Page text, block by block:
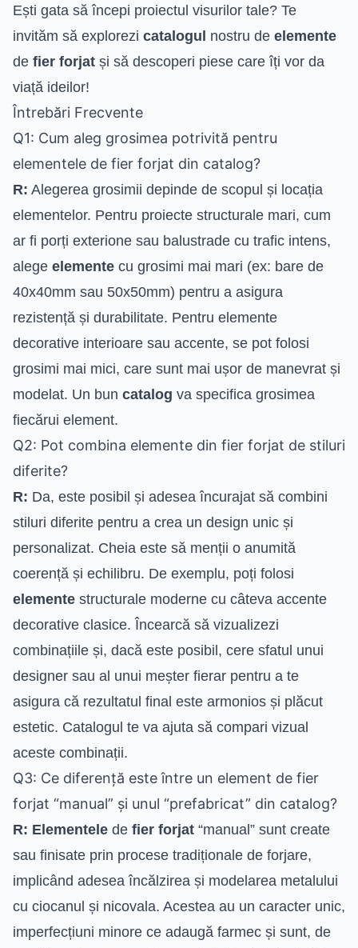
Ești gata să începi proiectul visurilor tale? Te
invităm să explorezi catalogul nostru de elemente
de fier forjat și să descoperi piese care îți vor da
viață ideilor!
Întrebări Frecvente
Q1: Cum aleg grosimea potrivită pentru
elementele de fier forjat din catalog?
R: Alegerea grosimii depinde de scopul și locația
elementelor. Pentru proiecte structurale mari, cum
ar fi porți exterione sau balustrade cu trafic intens,
alege elemente cu grosimi mai mari (ex: bare de
40x40mm sau 50x50mm) pentru a asigura
rezistență și durabilitate. Pentru elemente
decorative interioare sau accente, se pot folosi
grosimi mai mici, care sunt mai ușor de manevrat și
modelat. Un bun catalog va specifica grosimea
fiecărui element.
Q2: Pot combina elemente din fier forjat de stiluri
diferite?
R: Da, este posibil și adesea încurajat să combini
stiluri diferite pentru a crea un design unic și
personalizat. Cheia este să menții o anumită
coerență și echilibru. De exemplu, poți folosi
elemente structurale moderne cu câteva accente
decorative clasice. Încearcă să vizualizezi
combinațiile și, dacă este posibil, cere sfatul unui
designer sau al unui meșter fierar pentru a te
asigura că rezultatul final este armonios și plăcut
estetic. Catalogul te va ajuta să compari vizual
aceste combinații.
Q3: Ce diferență este între un element de fier
forjat “manual” și unul “prefabricat” din catalog?
R: Elementele de fier forjat “manual” sunt create
sau finisate prin procese tradiționale de forjare,
implicând adesea încălzirea și modelarea metalului
cu ciocanul și nicovala. Acestea au un caracter unic,
imperfecțiuni minore ce adaugă farmec și sunt, de